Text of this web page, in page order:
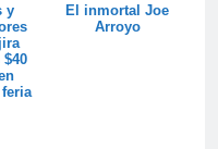
y
El inmortal Joe
Arroyo